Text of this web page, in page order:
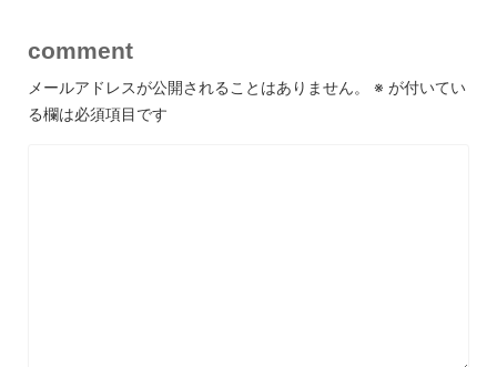
comment
メールアドレスが公開されることはありません。 ※ が付いてい
る欄は必須項目です